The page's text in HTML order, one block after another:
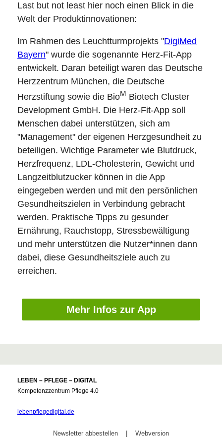
Last but not least hier noch einen Blick in die
Welt der Produktinnovationen:
Im Rahmen des Leuchtturmprojekts "DigiMed
Bayern" wurde die sogenannte Herz-Fit-App
entwickelt. Daran beteiligt waren das Deutsche
Herzzentrum München, die Deutsche
Herzstiftung sowie die BioM Biotech Cluster
Development GmbH. Die Herz-Fit-App soll
Menschen dabei unterstützen, sich am
"Management" der eigenen Herzgesundheit zu
beteiligen. Wichtige Parameter wie Blutdruck,
Herzfrequenz, LDL-Cholesterin, Gewicht und
Langzeitblutzucker können in die App
eingegeben werden und mit den persönlichen
Gesundheitszielen in Verbindung gebracht
werden. Praktische Tipps zu gesunder
Ernährung, Rauchstopp, Stressbewältigung
und mehr unterstützen die Nutzer*innen dann
dabei, diese Gesundheitsziele auch zu
erreichen.
Mehr Infos zur App
LEBEN – PFLEGE – DIGITAL
Kompetenzzentrum Pflege 4.0
lebenpflegedigital.de
Newsletter abbestellen Webversion